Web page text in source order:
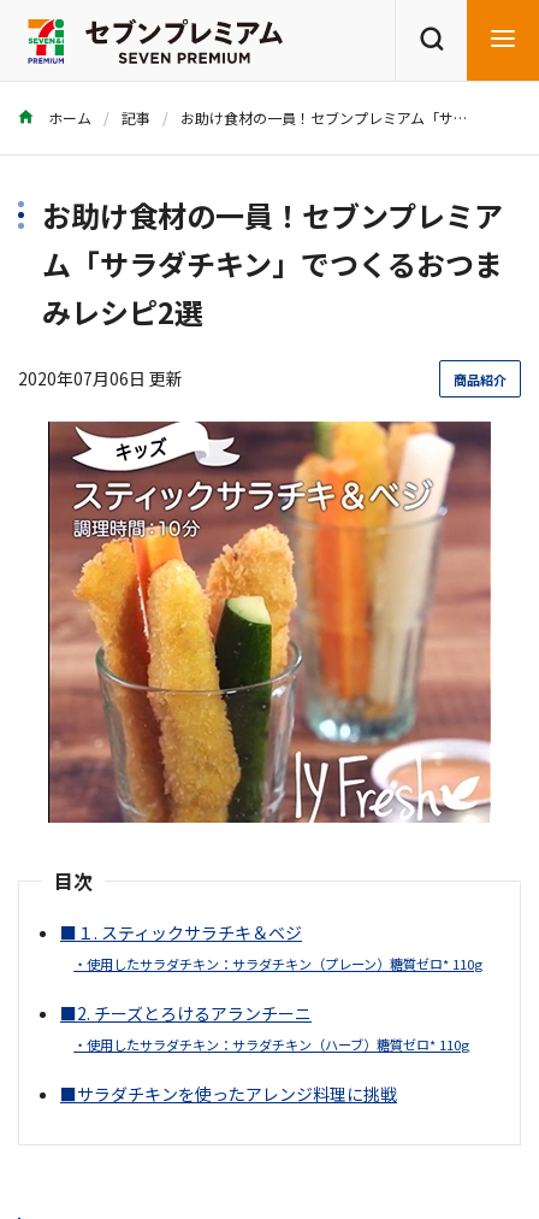
商品を探す レシピを探す
ホーム 記事 お助け食材の一員！セブンプレミアム「サラダチキン」でつくるおつまみレシピ2選
お助け食材の一員！セブンプレミア
ム「サラダチキン」でつくるおつま
みレシピ2選
2020年07月06日 更新 商品紹介
目次
■１. スティックサラチキ＆ベジ
・使用したサラダチキン：サラダチキン（プレーン）糖質ゼロ* 110g
■2. チーズとろけるアランチーニ
・使用したサラダチキン：サラダチキン（ハーブ）糖質ゼロ* 110g
■サラダチキンを使ったアレンジ料理に挑戦